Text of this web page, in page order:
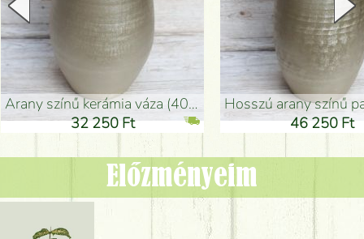
arany színű kerámia váza (40x26cm)
32 250 Ft
hosszú arany színű
46 250 Ft
Előzményeim